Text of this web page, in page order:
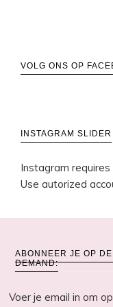
VOLG ONS OP
INSTAGRAM SLIDER
Instagram
Use autorized
ABONNEER JE OP
DEMAND:
Voer je email in om